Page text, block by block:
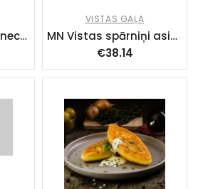
MN Kijevas kotlete, necepta (30x160g), 4.8kg LT27-04ES
VISTAS GAĻA
MN Vistas spārniņi asie, cepti (1x3kg) LT27-04ES
€38.14